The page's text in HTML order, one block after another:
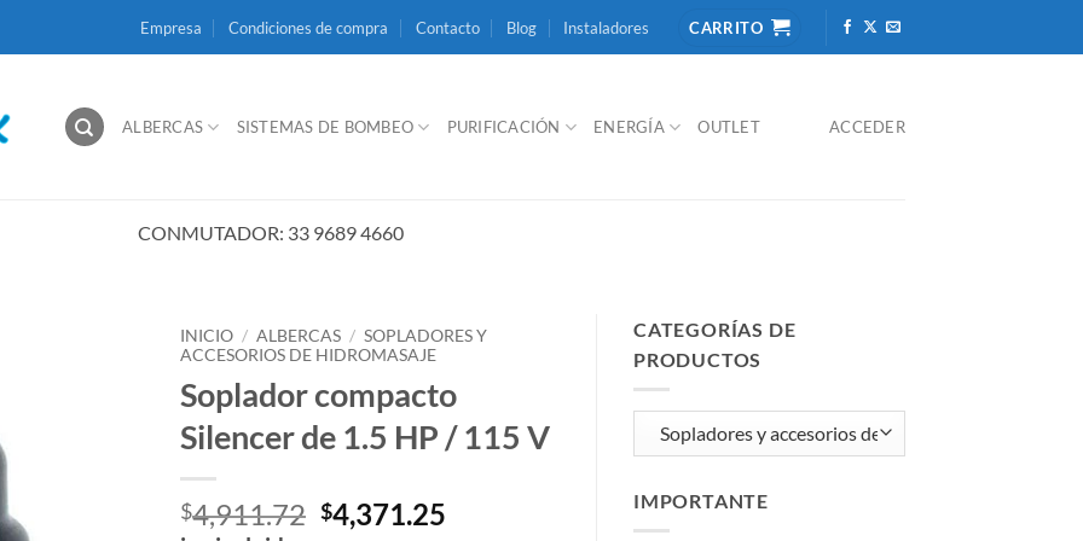
Empresa Condiciones de compra Contacto Blog Instaladores CARRITO
ALBERCAS SISTEMAS DE BOMBEO PURIFICACIÓN ENERGÍA OUTLET ACCEDER
CONMUTADOR: 33 9689 4660
INICIO / ALBERCAS / SOPLADORES Y
ACCESORIOS DE HIDROMASAJE
Soplador compacto
Silencer de 1.5 HP / 115 V
$4,911.72 El
$4,371.25
CATEGORÍAS DE
PRODUCTOS
IMPORTANTE